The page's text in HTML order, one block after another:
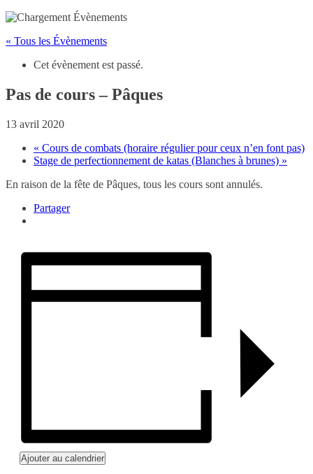
« Tous les Évènements
Cet évènement est passé.
Pas de cours – Pâques
13 avril 2020
« Cours de combats (horaire régulier pour ceux n’en font pas)
Stage de perfectionnement de katas (Blanches à brunes) »
En raison de la fête de Pâques, tous les cours sont annulés.
Partager
Ajouter au calendrier